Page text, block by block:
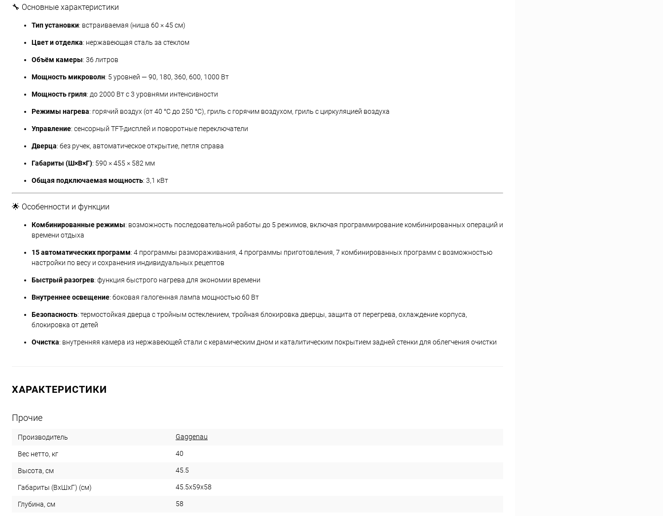
🔧 Основные характеристики
Тип установки: встраиваемая (ниша 60 × 45 см)
Цвет и отделка: нержавеющая сталь за стеклом
Объём камеры: 36 литров
Мощность микроволн: 5 уровней — 90, 180, 360, 600, 1000 Вт
Мощность гриля: до 2000 Вт с 3 уровнями интенсивности
Режимы нагрева: горячий воздух (от 40 °C до 250 °C), гриль с горячим воздухом, гриль с циркуляцией воздуха
Управление: сенсорный TFT-дисплей и поворотные переключатели
Дверца: без ручек, автоматическое открытие, петля справа
Габариты (Ш×В×Г): 590 × 455 × 582 мм
Общая подключаемая мощность: 3,1 кВт​
🌟 Особенности и функции
Комбинированные режимы: возможность последовательной работы до 5 режимов, включая программирование комбинированных операций и
времени отдыха
15 автоматических программ: 4 программы размораживания, 4 программы приготовления, 7 комбинированных программ с возможностью
настройки по весу и сохранения индивидуальных рецептов
Быстрый разогрев: функция быстрого нагрева для экономии времени
Внутреннее освещение: боковая галогенная лампа мощностью 60 Вт
Безопасность: термостойкая дверца с тройным остеклением, тройная блокировка дверцы, защита от перегрева, охлаждение корпуса,
блокировка от детей
Очистка: внутренняя камера из нержавеющей стали с керамическим дном и каталитическим покрытием задней стенки для облегчения очистки​
ХАРАКТЕРИСТИКИ
Прочие
Производитель Gaggenau
Вес нетто, кг 40
Высота, см 45.5
Габариты (ВхШхГ) (cм) 45.5х59х58
Глубина, см 58